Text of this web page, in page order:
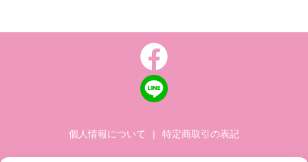
個人情報について | 特定商取引の表記